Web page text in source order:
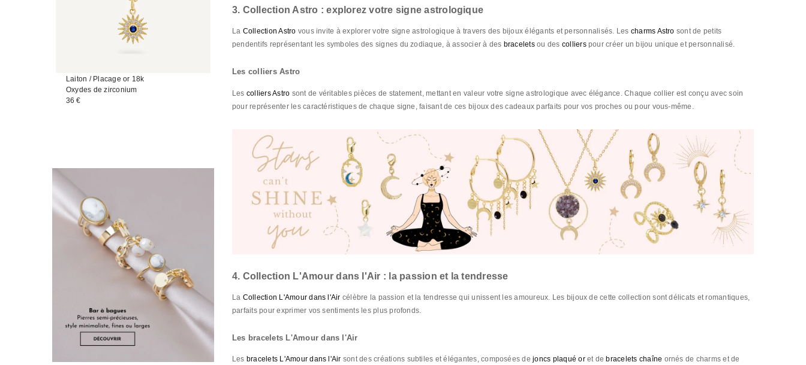
Laiton / Placage or 18k
Oxydes de zirconium
36 €
COLLIER HORTENSE
Laiton / Placage or 18k
Oxydes de zirconium
Pierre semi-précieuse
29 €
3. Collection Astro : explorez votre signe astrologique
La Collection Astro vous invite à explorer votre signe astrologique à travers des bijoux élégants et personnalisés. Les charms Astro sont de petits
pendentifs représentant les symboles des signes du zodiaque, à associer à des braceletsou des collierspour créer un bijou unique et personnalisé.
Les colliers Astro
Les colliers Astro sont de véritables pièces de statement, mettant en valeur votre signe astrologique avec élégance. Chaque collier est conçu avec soin
pour représenter les caractéristiques de chaque signe, faisant de ces bijoux des cadeaux parfaits pour vos proches ou pour vous-même.
4. Collection L'Amour dans l'Air : la passion et la tendresse
La Collection L'Amour dans l'Air célèbre la passion et la tendresse qui unissent les amoureux. Les bijoux de cette collection sont délicats et romantiques,
parfaits pour exprimer vos sentiments les plus profonds.
Les bracelets L'Amour dans l'Air
Les bracelets L'Amour dans l'Air sont des créations subtiles et élégantes, composées dejoncs plaqué oret de bracelets chaîne ornés de charms et de